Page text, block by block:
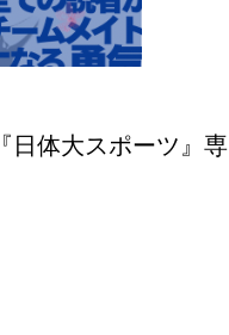
日体大スポーツ』専